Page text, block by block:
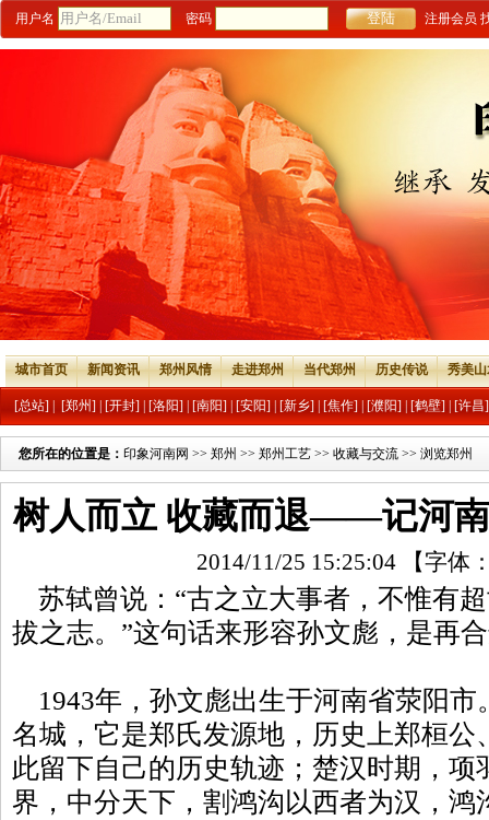
用户名 密码 注册会员
城市首页 新闻资讯 郑州风情 走进郑州 当代郑州 历史传说 秀美
[总站] [郑州] [开封] [洛阳] [南阳] [安阳] [新乡] [焦作] [濮阳] [鹤壁] [许昌]
您所在的位置是： 印象河南网 >> 郑州 >> 郑州工艺 >> 收藏与交流 >> 浏览郑州
树人而立 收藏而退——记河
2014/11/25 15:25:04 【字体
苏轼曾说：“古之立大事者，不惟有
拔之志。”这句话来形容孙文彪，是再
1943年，孙文彪出生于河南省荥阳市
名城，它是郑氏发源地，历史上郑桓公
此留下自己的历史轨迹；楚汉时期，
界，中分天下，割鸿沟以西者为汉，鸿